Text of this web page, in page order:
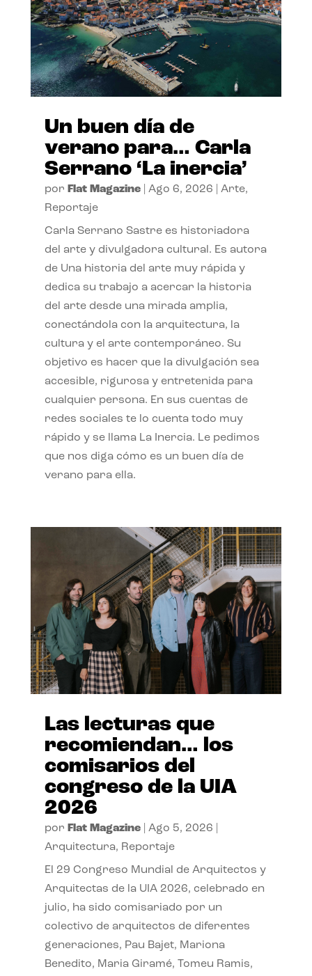
Un buen día de
verano para… Carla
Serrano ‘La inercia’
por Flat Magazine| Ago 6, 2026 Arte,
Reportaje
Carla Serrano Sastre es historiadora
del arte y divulgadora cultural. Es autora
de Una historia del arte muy rápida y
dedica su trabajo a acercar la historia
del arte desde una mirada amplia,
conectándola con la arquitectura, la
cultura y el arte contemporáneo. Su
objetivo es hacer que la divulgación sea
accesible, rigurosa y entretenida para
cualquier persona. En sus cuentas de
redes sociales te lo cuenta todo muy
rápido y se llama La Inercia. Le pedimos
que nos diga cómo es un buen día de
verano para ella.
Las lecturas que
recomiendan… los
comisarios del
congreso de la UIA
2026
por Flat Magazine| Ago 5, 2026
Arquitectura, Reportaje
El 29 Congreso Mundial de Arquitectos y
Arquitectas de la UIA 2026, celebrado en
julio, ha sido comisariado por un
colectivo de arquitectos de diferentes
generaciones, Pau Bajet, Mariona
Benedito, Maria Giramé, Tomeu Ramis,